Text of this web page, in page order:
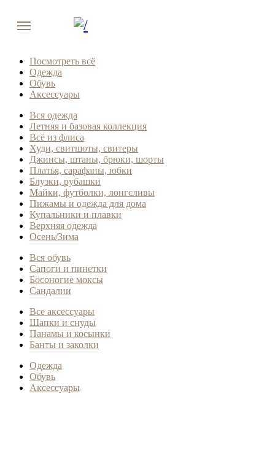
Посмотреть всё
Одежда
Обувь
Аксессуары
Вся одежда
Летняя и базовая коллекция
Всё из флиса
Худи, свитшоты, свитеры
Джинсы, штаны, брюки, шорты
Платья, сарафаны, юбки
Блузки, рубашки
Майки, футболки, лонгсливы
Пижамы и одежда для дома
Купальники и плавки
Верхняя одежда
Осень/Зима
Вся обувь
Сапоги и пинетки
Босоногие моксы
Сандалии
Все аксессуары
Шапки и снуды
Панамы и косынки
Банты и заколки
Одежда
Обувь
Аксессуары